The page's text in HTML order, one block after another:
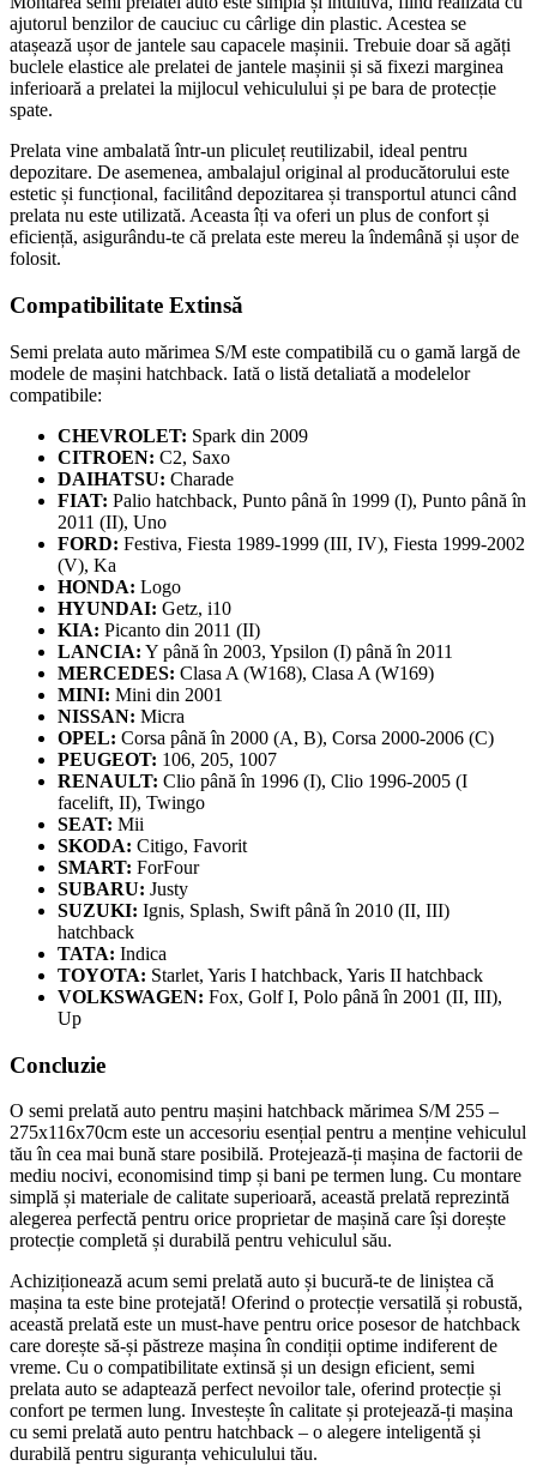
ajutorul benzilor de cauciuc cu cârlige din plastic. Acestea se
atașează ușor de jantele sau capacele mașinii. Trebuie doar să agăți
buclele elastice ale prelatei de jantele mașinii și să fixezi marginea
inferioară a prelatei la mijlocul vehiculului și pe bara de protecție
spate.
Prelata vine ambalată într-un pliculeț reutilizabil, ideal pentru
depozitare. De asemenea, ambalajul original al producătorului este
estetic și funcțional, facilitând depozitarea și transportul atunci când
prelata nu este utilizată. Aceasta îți va oferi un plus de confort și
eficiență, asigurându-te că prelata este mereu la îndemână și ușor de
folosit.
Compatibilitate Extinsă
Semi prelata auto mărimea S/M este compatibilă cu o gamă largă de
modele de mașini hatchback. Iată o listă detaliată a modelelor
compatibile:
CHEVROLET: Spark din 2009
CITROEN: C2, Saxo
DAIHATSU: Charade
FIAT: Palio hatchback, Punto până în 1999 (I), Punto până în
2011 (II), Uno
FORD: Festiva, Fiesta 1989-1999 (III, IV), Fiesta 1999-2002
(V), Ka
HONDA: Logo
HYUNDAI: Getz, i10
KIA: Picanto din 2011 (II)
LANCIA: Y până în 2003, Ypsilon (I) până în 2011
MERCEDES: Clasa A (W168), Clasa A (W169)
MINI: Mini din 2001
NISSAN: Micra
OPEL: Corsa până în 2000 (A, B), Corsa 2000-2006 (C)
PEUGEOT: 106, 205, 1007
RENAULT: Clio până în 1996 (I), Clio 1996-2005 (I
facelift, II), Twingo
SEAT: Mii
SKODA: Citigo, Favorit
SMART: ForFour
SUBARU: Justy
SUZUKI: Ignis, Splash, Swift până în 2010 (II, III)
hatchback
TATA: Indica
TOYOTA: Starlet, Yaris I hatchback, Yaris II hatchback
VOLKSWAGEN: Fox, Golf I, Polo până în 2001 (II, III),
Up
Concluzie
O semi prelată auto pentru mașini hatchback mărimea S/M 255 –
275x116x70cm este un accesoriu esențial pentru a menține vehiculul
tău în cea mai bună stare posibilă. Protejează-ți mașina de factorii de
mediu nocivi, economisind timp și bani pe termen lung. Cu montare
simplă și materiale de calitate superioară, această prelată reprezintă
alegerea perfectă pentru orice proprietar de mașină care își dorește
protecție completă și durabilă pentru vehiculul său.
Achiziționează acum semi prelată auto și bucură-te de liniștea că
mașina ta este bine protejată! Oferind o protecție versatilă și robustă,
această prelată este un must-have pentru orice posesor de hatchback
care dorește să-și păstreze mașina în condiții optime indiferent de
vreme. Cu o compatibilitate extinsă și un design eficient, semi
prelata auto se adaptează perfect nevoilor tale, oferind protecție și
confort pe termen lung. Investește în calitate și protejează-ți mașina
cu semi prelată auto pentru hatchback – o alegere inteligentă și
durabilă pentru siguranța vehiculului tău.